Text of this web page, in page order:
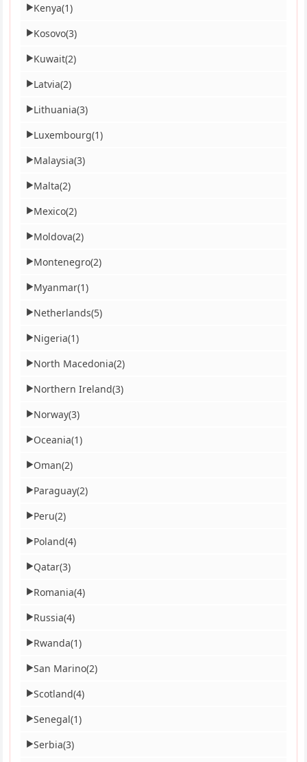
▶Kenya(1)
▶Kosovo(3)
▶Kuwait(2)
▶Latvia(2)
▶Lithuania(3)
▶Luxembourg(1)
▶Malaysia(3)
▶Malta(2)
▶Mexico(2)
▶Moldova(2)
▶Montenegro(2)
▶Myanmar(1)
▶Netherlands(5)
▶Nigeria(1)
▶North Macedonia(2)
▶Northern Ireland(3)
▶Norway(3)
▶Oceania(1)
▶Oman(2)
▶Paraguay(2)
▶Peru(2)
▶Poland(4)
▶Qatar(3)
▶Romania(4)
▶Russia(4)
▶Rwanda(1)
▶San Marino(2)
▶Scotland(4)
▶Senegal(1)
▶Serbia(3)